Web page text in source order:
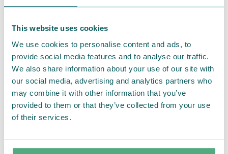
This website uses cookies
We use cookies to personalise content and ads, to
provide social media features and to analyse our traffic.
We also share information about your use of our site with
our social media, advertising and analytics partners who
may combine it with other information that you’ve
provided to them or that they’ve collected from your use
of their services.